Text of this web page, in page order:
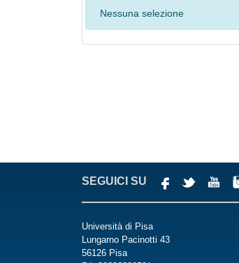
Nessuna selezione
SEGUICI SU
Università di Pisa
Lungarno Pacinotti 43
56126 Pisa